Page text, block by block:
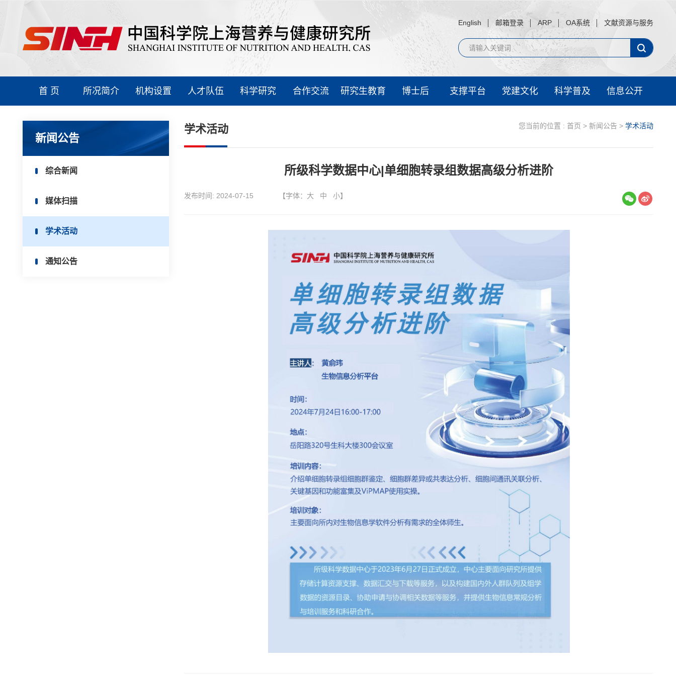
English 邮箱登录 ARP OA系统 文献资源与服务
首 页 所况简介 机构设置 人才队伍 科学研究 合作交流 研究生教育 博士后 支撑平台 党建文化 科学普及 信息公开
新闻公告
综合新闻
媒体扫描
学术活动
通知公告
学术活动 您当前的位置 : 首页 > 新闻公告 > 学术活动
所级科学数据中心|单细胞转录组数据高级分析进阶
发布时间: 2024-07-15 【字体： 大 中 小】